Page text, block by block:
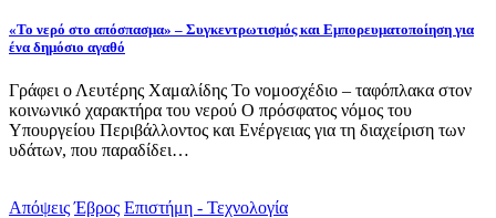
«Το νερό στο απόσπασμα» – Συγκεντρωτισμός και Εμπορευματοποίηση για
ένα δημόσιο αγαθό
Γράφει ο Λευτέρης Χαμαλίδης Το νομοσχέδιο – ταφόπλακα στον
κοινωνικό χαρακτήρα του νερού Ο πρόσφατος νόμος του
Υπουργείου Περιβάλλοντος και Ενέργειας για τη διαχείριση των
υδάτων, που παραδίδει…
Απόψεις Έβρος Επιστήμη - Τεχνολογία